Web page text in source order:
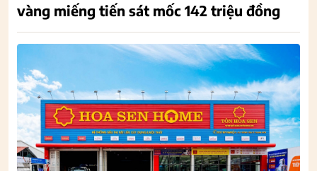
vàng miếng tiến sát mốc 142 triệu đồng